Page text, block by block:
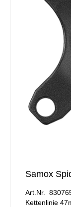
Samox
Art.Nr.
Kettenlinie